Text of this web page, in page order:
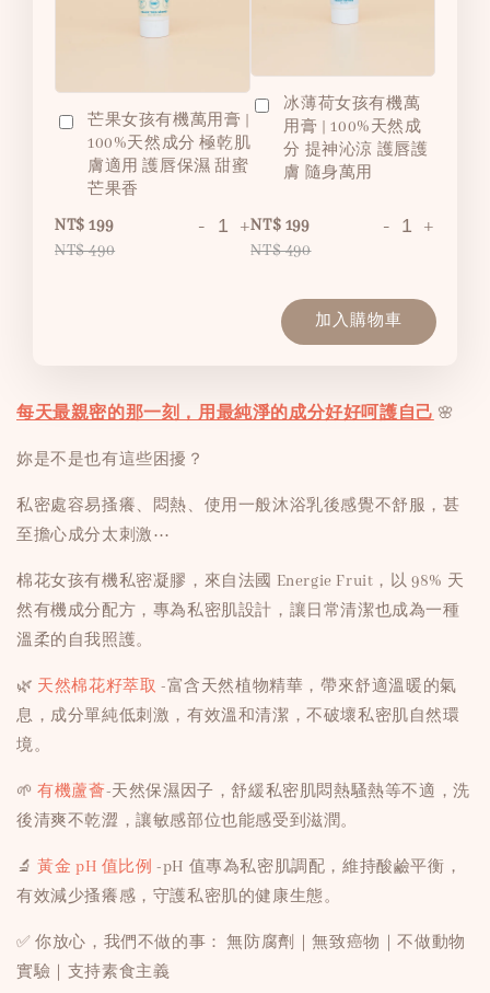
芒果女孩有機萬用膏 |
100%天然成分 極乾肌
膚適用 護唇保濕 甜蜜
芒果香
NT$ 199
NT$ 490
- +
冰薄荷女孩有機萬
用膏 | 100%天然成
分 提神沁涼 護唇護
膚 隨身萬用
NT$ 199
NT$ 490
- +
加入購物車
每天最親密的那一刻，用最純淨的成分好好呵護自己 🌸
妳是不是也有這些困擾？
私密處容易搔癢、悶熱、使用一般沐浴乳後感覺不舒服，甚
至擔心成分太刺激⋯
棉花女孩有機私密凝膠，來自法國 Energie Fruit，以 98% 天
然有機成分配方，專為私密肌設計，讓日常清潔也成為一種
溫柔的自我照護。
🌿 天然棉花籽萃取 -富含天然植物精華，帶來舒適溫暖的氣
息，成分單純低刺激，有效溫和清潔，不破壞私密肌自然環
境。
🌱有機蘆薈-天然保濕因子，舒緩私密肌悶熱騷熱等不適，洗
後清爽不乾澀，讓敏感部位也能感受到滋潤。
🔬 黃金 pH 值比例 -pH 值專為私密肌調配，維持酸鹼平衡，
有效減少搔癢感，守護私密肌的健康生態。
✅ 你放心，我們不做的事： 無防腐劑｜無致癌物｜不做動物
實驗｜支持素食主義